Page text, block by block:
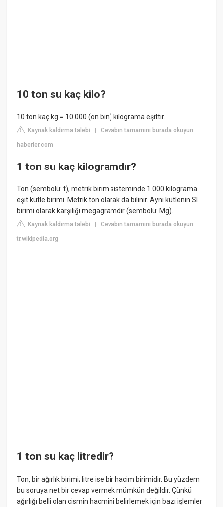
10 ton su kaç kilo?
10 ton kaç kg = 10.000 (on bin) kilograma eşittir.
Kaynak kaldırma talebi |Cevabın tamamını burada okuyun:
haberler.com
1 ton su kaç kilogramdır?
Ton (sembolü: t), metrik birim sisteminde 1.000 kilograma
eşit kütle birimi. Metrik ton olarak da bilinir. Aynı kütlenin SI
birimi olarak karşılığı megagramdır (sembolü: Mg).
Kaynak kaldırma talebi |Cevabın tamamını burada okuyun:
tr.wikipedia.org
1 ton su kaç litredir?
Ton, bir ağırlık birimi; litre ise bir hacim birimidir. Bu yüzdem
bu soruya net bir cevap vermek mümkün değildir. Çünkü
ağırlığı belli olan cismin hacmini belirlemek için bazı işlemler